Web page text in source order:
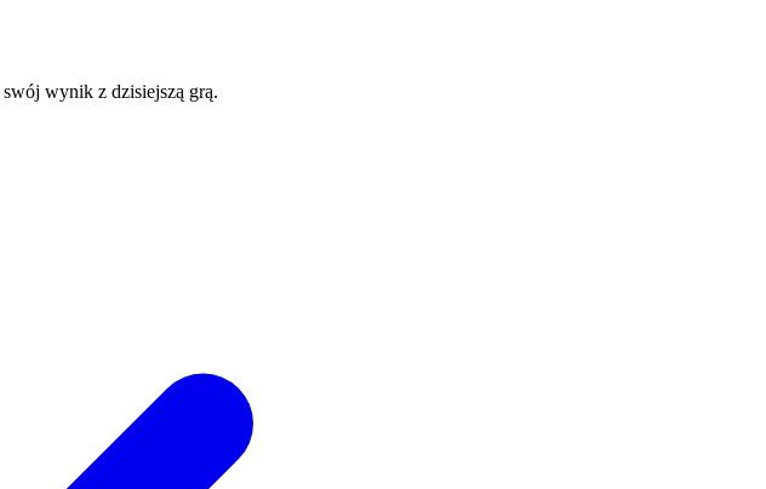
wynik z dzisiejszą grą.